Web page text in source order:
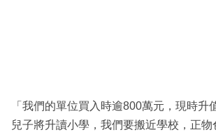
「我們的單位買入時逾800萬元，現時升
兒子將升讀小學，我們要搬近學校，正